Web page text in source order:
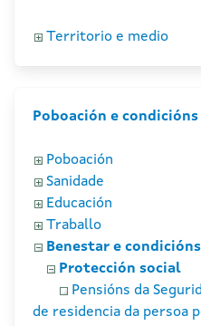
Territorio e medio
Poboación e
Poboación
Sanidade
Educación
Traballo
Benestar e
Protección social
Pensións da
de residencia da persoa